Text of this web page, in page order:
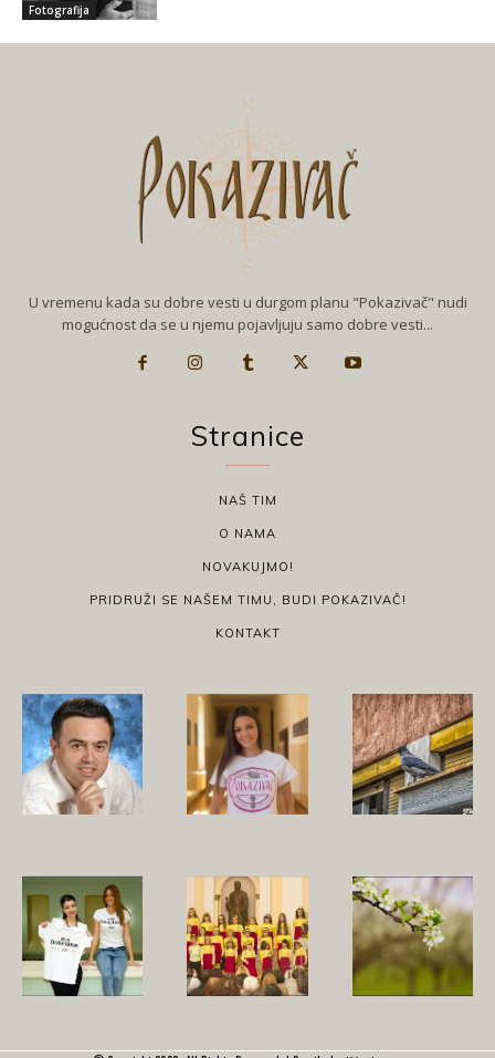
Fotografija
U vremenu kada su dobre vesti u durgom planu "Pokazivač" nudi
mogućnost da se u njemu pojavljuju samo dobre vesti...
Stranice
NAŠ TIM
O NAMA
NOVAKUJMO!
PRIDRUŽI SE NAŠEM TIMU, BUDI POKAZIVAČ!
KONTAKT